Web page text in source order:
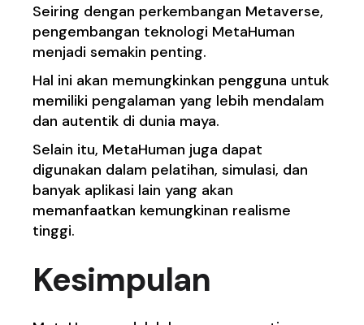
Seiring dengan perkembangan Metaverse,
pengembangan teknologi MetaHuman
menjadi semakin penting.
Hal ini akan memungkinkan pengguna untuk
memiliki pengalaman yang lebih mendalam
dan autentik di dunia maya.
Selain itu, MetaHuman juga dapat
digunakan dalam pelatihan, simulasi, dan
banyak aplikasi lain yang akan
memanfaatkan kemungkinan realisme
tinggi.
Kesimpulan